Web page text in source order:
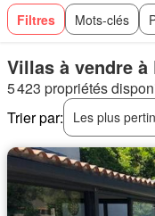
Filtres Mots-clés
Villas à vendre à
5 423 propriétés
Trier par:
Les plus